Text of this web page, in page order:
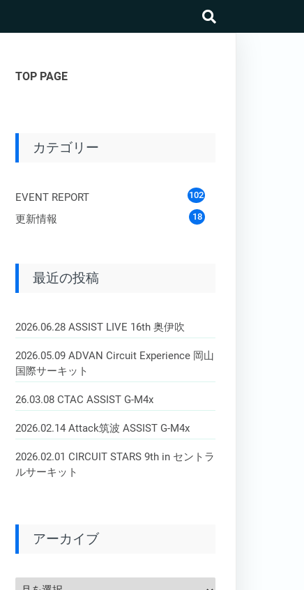
search
TOP PAGE
カテゴリー
EVENT REPORT 102
更新情報 18
最近の投稿
2026.06.28 ASSIST LIVE 16th 奥伊吹
2026.05.09 ADVAN Circuit Experience 岡山
国際サーキット
26.03.08 CTAC ASSIST G-M4x
2026.02.14 Attack筑波 ASSIST G-M4x
2026.02.01 CIRCUIT STARS 9th in セントラ
ルサーキット
アーカイブ